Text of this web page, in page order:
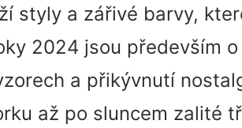
styly a zářivé barvy,
2024 jsou především
a přikývnutí
až po sluncem zalité